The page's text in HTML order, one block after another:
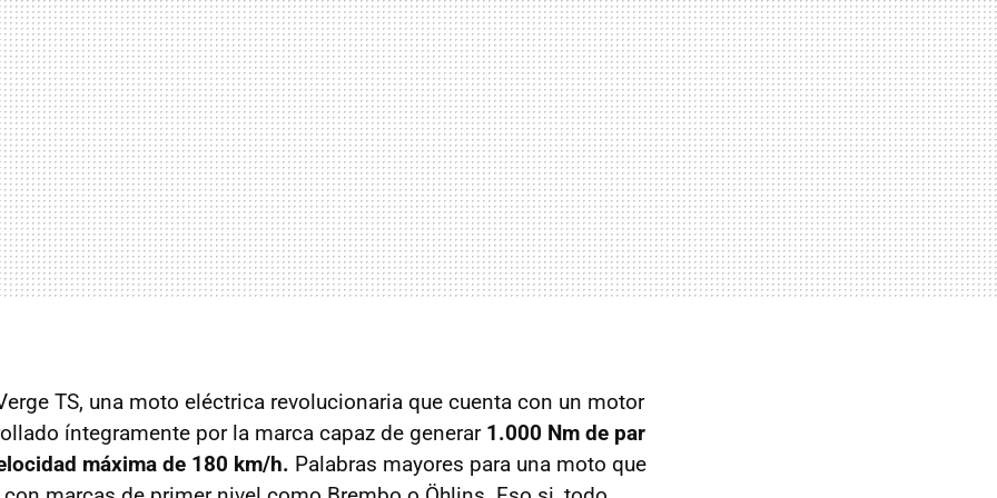
TS, una moto eléctrica revolucionaria que cuenta con un motor
íntegramente por la marca capaz de generar1.000 Nm de par
máxima de 180 km/h. Palabras mayores para una moto que